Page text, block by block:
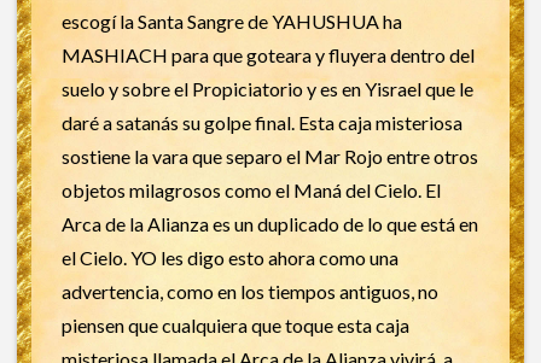
escogí la Santa Sangre de YAHUSHUA ha
MASHIACH para que goteara y fluyera dentro del
suelo y sobre el Propiciatorio y es en Yisrael que le
daré a satanás su golpe final. Esta caja misteriosa
sostiene la vara que separo el Mar Rojo entre otros
objetos milagrosos como el Maná del Cielo. El
Arca de la Alianza es un duplicado de lo que está en
el Cielo. YO les digo esto ahora como una
advertencia, como en los tiempos antiguos, no
piensen que cualquiera que toque esta caja